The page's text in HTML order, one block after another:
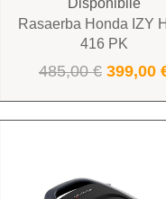
Rasaerba Honda IZY
416 PK
485,00€ 399,00